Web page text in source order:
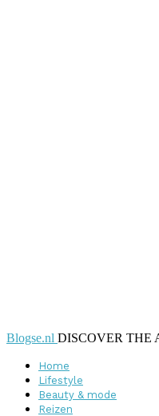
Blogse.nl DISCOVER THE
Home
Lifestyle
Beauty & mode
Reizen